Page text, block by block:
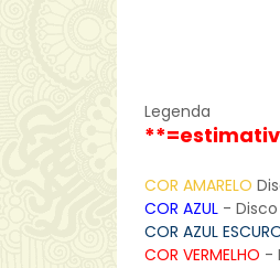
Legenda
COR AMARELO
COR AZUL- Disco
COR AZUL
COR VERMELHO -